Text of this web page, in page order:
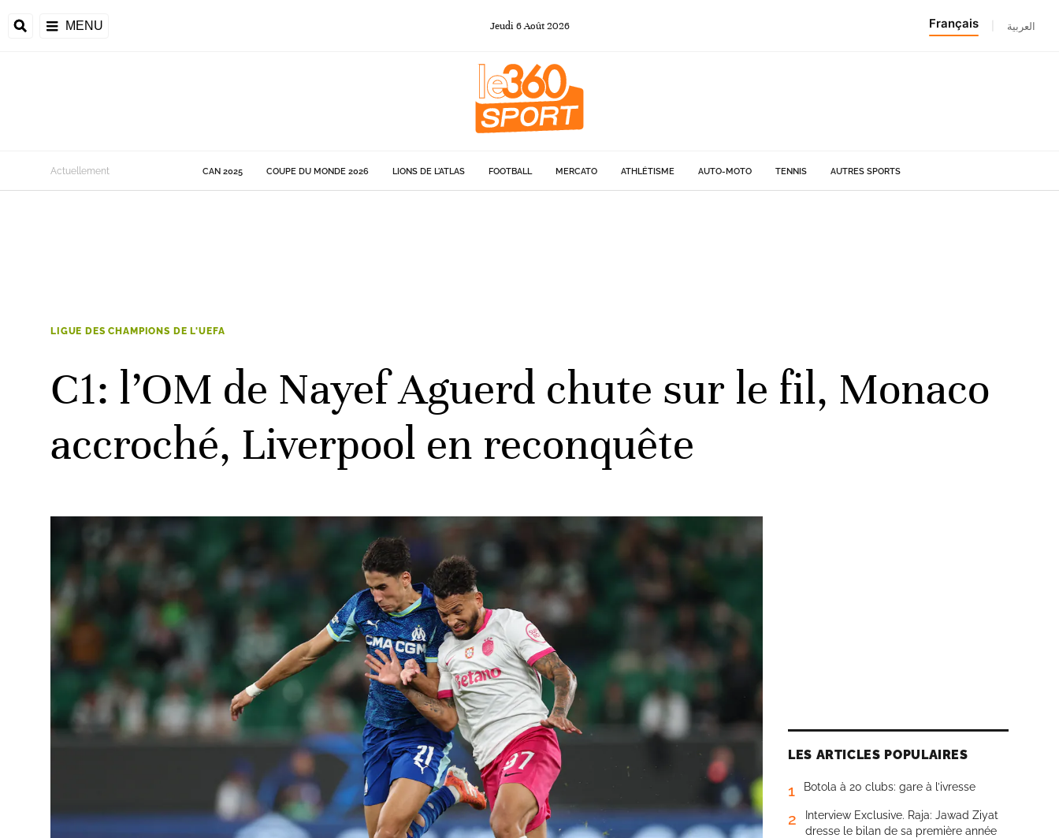
MENU Jeudi 6Août 2026 Français العربية
de la CAF
Actuellement CAN 2025 COUPE DU MONDE 2026 LIONS DE L'ATLAS FOOTBALL MERCATO ATHLÉTISME AUTO-MOTO TENNIS AUTRES SPORTS
LIGUE DES CHAMPIONS DE L'UEFA
C1: l’OM de Nayef Aguerd chute sur le fil, Monaco
accroché, Liverpool en reconquête
LES ARTICLES POPULAIRES
1 Botola à 20 clubs: gare à l’ivresse
2
Interview Exclusive. Raja: Jawad Ziyat
dresse le bilan de sa première année